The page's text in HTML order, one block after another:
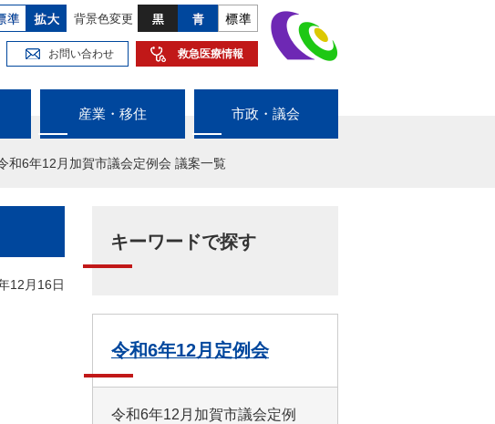
背景色変更
お問い合わせ 救急医療情報
産業・移住 市政・議会
和6年12月加賀市議会定例会 議案一覧
12月16日
キーワードで探す
令和6年12月定例会
令和6年12月加賀市議会定例